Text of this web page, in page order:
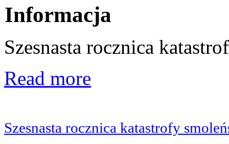
Informacja
Szesnasta rocznica
Read more
Szesnasta rocznica katastrofy